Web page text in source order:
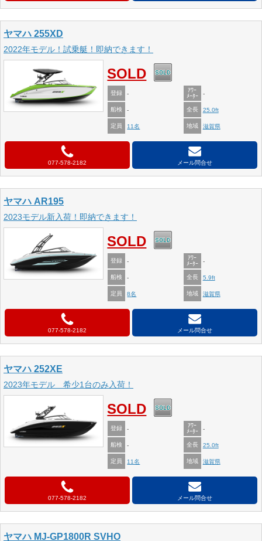
ヤマハ 255XD
2022年モデル！試乗艇！即納できます！
SOLD
登録 -
ｱﾜｰ
ﾒｰﾀｰ
-
船検 - 全長 25.0ft
定員 11名 地域 滋賀県
077-578-2182 メール問合せ
ヤマハ AR195
2023モデル新入荷！即納できます！
SOLD
登録 -
ｱﾜｰ
ﾒｰﾀｰ
-
船検 - 全長 5.9ft
定員 8名 地域 滋賀県
077-578-2182 メール問合せ
ヤマハ 252XE
2023年モデル 希少1台のみ入荷！
SOLD
登録 -
ｱﾜｰ
ﾒｰﾀｰ
-
船検 - 全長 25.0ft
定員 11名 地域 滋賀県
077-578-2182 メール問合せ
ヤマハ MJ-GP1800R SVHO